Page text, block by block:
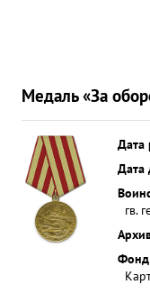
Медаль «За
Дата
Дата
гв.
Фонд